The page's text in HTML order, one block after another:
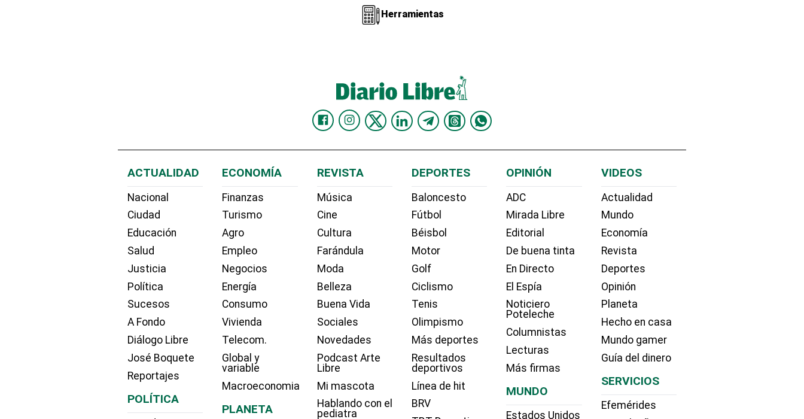
Herramientas
ACTUALIDAD
Nacional
Ciudad
Educación
Salud
Justicia
Política
Sucesos
A Fondo
Diálogo Libre
José Boquete
Reportajes
POLÍTICA
ECONOMÍA
Finanzas
Turismo
Agro
Empleo
Negocios
Energía
Consumo
Vivienda
Telecom.
Global y
variable
Macroeconomia
PLANETA
REVISTA
Música
Cine
Cultura
Farándula
Moda
Belleza
Buena Vida
Sociales
Novedades
Podcast Arte
Libre
Mi mascota
Hablando con el
pediatra
DEPORTES
Baloncesto
Fútbol
Béisbol
Motor
Golf
Ciclismo
Tenis
Olimpismo
Más deportes
Resultados
deportivos
Línea de hit
BRV
OPINIÓN
ADC
Mirada Libre
Editorial
De buena tinta
En Directo
El Espía
Noticiero
Poteleche
Columnistas
Lecturas
Más firmas
MUNDO
Estados Unidos
VIDEOS
Actualidad
Mundo
Economía
Revista
Deportes
Opinión
Planeta
Hecho en casa
Mundo gamer
Guía del dinero
SERVICIOS
Efemérides